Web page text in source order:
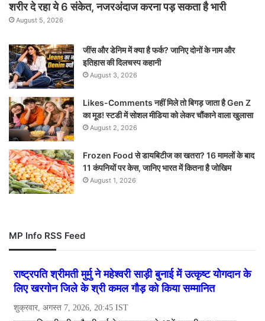
शरीर दे रहा ये 6 संकेत, नजरअंदाज करना पड़ सकता है भारी
August 5, 2026
जींस और डेनिम में क्या है फर्क? जानिए दोनों के नाम और
इतिहास की दिलचस्प कहानी
August 3, 2026
Likes-Comments नहीं मिले तो बिगड़ जाता है Gen Z
का मूड! स्टडी में सोशल मीडिया को लेकर चौंकाने वाला खुलासा
August 2, 2026
Frozen Food से डायबिटीज का खतरा? 16 मामलों के बाद
11 कंपनियों पर केस, जानिए भारत में कितना है जोखिम
August 1, 2026
MP Info RSS Feed